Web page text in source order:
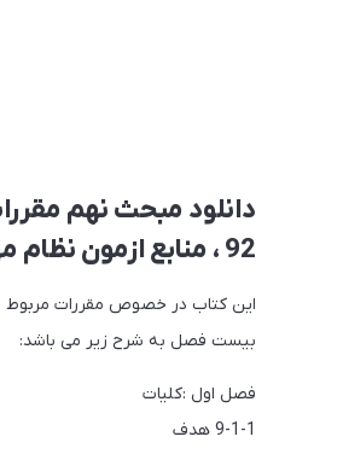
دانلود مبحث نهم
92 ، منابع ازمون نظام مهندسی
این کتاب در خصوص مقررات مربوط
بیست فصل به شرح زیر می باشد:
فصل اول :کلیات
9-1-1 هدف